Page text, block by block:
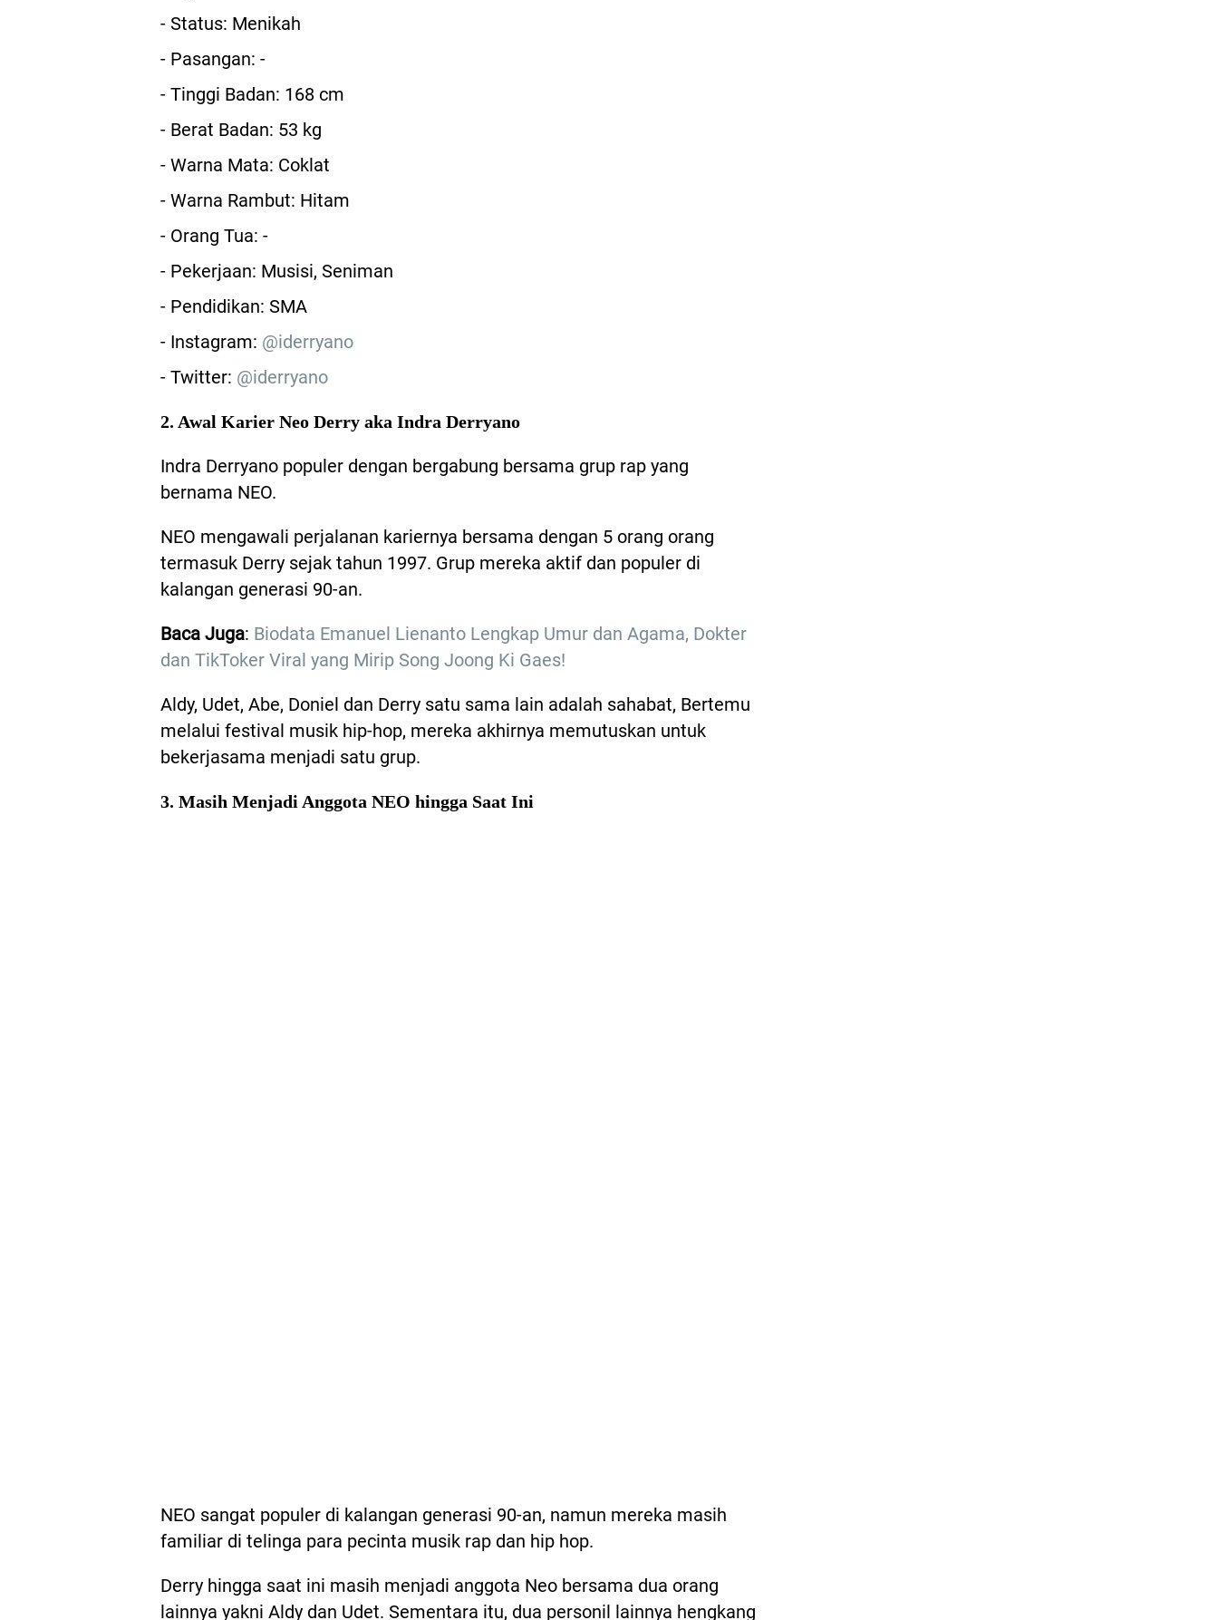
- Status: Menikah
- Pasangan: -
- Tinggi Badan: 168 cm
- Berat Badan: 53 kg
- Warna Mata: Coklat
- Warna Rambut: Hitam
- Orang Tua: -
- Pekerjaan: Musisi, Seniman
- Pendidikan: SMA
- Instagram: @iderryano
- Twitter: @iderryano
2. Awal Karier Neo Derry aka Indra Derryano
Indra Derryano populer dengan bergabung bersama grup rap yang
bernama NEO.
NEO mengawali perjalanan kariernya bersama dengan 5 orang orang
termasuk Derry sejak tahun 1997. Grup mereka aktif dan populer di
kalangan generasi 90-an.
Baca Juga: Biodata Emanuel Lienanto Lengkap Umur dan Agama, Dokter
dan TikToker Viral yang Mirip Song Joong Ki Gaes!
Aldy, Udet, Abe, Doniel dan Derry satu sama lain adalah sahabat, Bertemu
melalui festival musik hip-hop, mereka akhirnya memutuskan untuk
bekerjasama menjadi satu grup.
3. Masih Menjadi Anggota NEO hingga Saat Ini
NEO sangat populer di kalangan generasi 90-an, namun mereka masih
familiar di telinga para pecinta musik rap dan hip hop.
Derry hingga saat ini masih menjadi anggota Neo bersama dua orang
lainnya yakni Aldy dan Udet. Sementara itu, dua personil lainnya hengkang